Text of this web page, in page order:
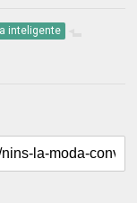
inteligente